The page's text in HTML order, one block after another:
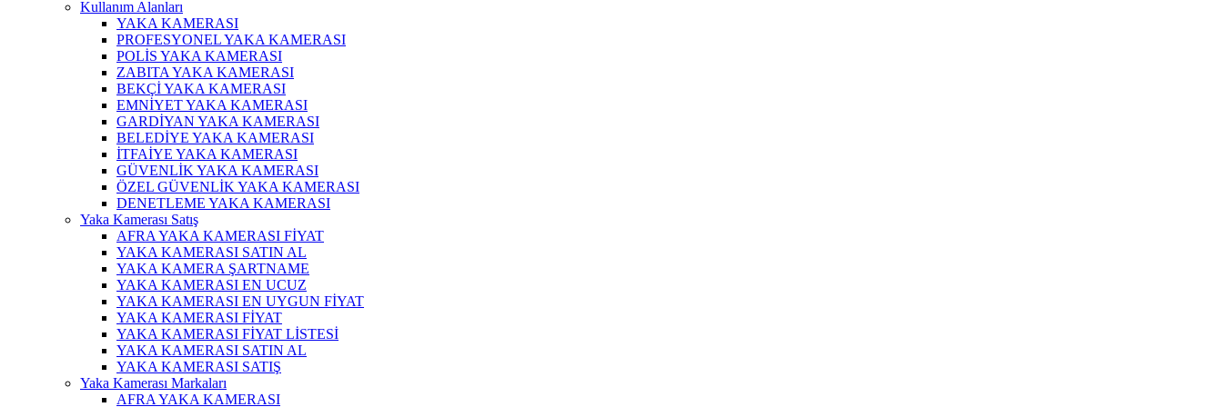
Kullanım Alanları
YAKA KAMERASI
PROFESYONEL YAKA KAMERASI
POLİS YAKA KAMERASI
ZABITA YAKA KAMERASI
BEKÇİ YAKA KAMERASI
EMNİYET YAKA KAMERASI
GARDİYAN YAKA KAMERASI
BELEDİYE YAKA KAMERASI
İTFAİYE YAKA KAMERASI
GÜVENLİK YAKA KAMERASI
ÖZEL GÜVENLİK YAKA KAMERASI
DENETLEME YAKA KAMERASI
Yaka Kamerası Satış
AFRA YAKA KAMERASI FİYAT
YAKA KAMERASI SATIN AL
YAKA KAMERA ŞARTNAME
YAKA KAMERASI EN UCUZ
YAKA KAMERASI EN UYGUN FİYAT
YAKA KAMERASI FİYAT
YAKA KAMERASI FİYAT LİSTESİ
YAKA KAMERASI SATIN AL
YAKA KAMERASI SATIŞ
Yaka Kamerası Markaları
AFRA YAKA KAMERASI